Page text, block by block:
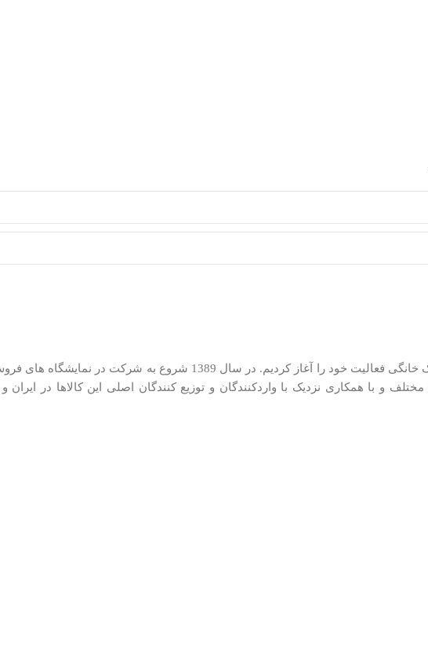
ما در کیان کالا از سال 1385 در زمینه توزیع لوازم کوچک خانگی فعالیت خود